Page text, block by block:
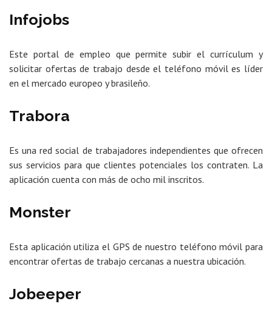
Infojobs
Este portal de empleo que permite subir el currículum y
solicitar ofertas de trabajo desde el teléfono móvil es líder
en el mercado europeo y brasileño.
Trabora
Es una red social de trabajadores independientes que ofrecen
sus servicios para que clientes potenciales los contraten. La
aplicación cuenta con más de ocho mil inscritos.
Monster
Esta aplicación utiliza el GPS de nuestro teléfono móvil para
encontrar ofertas de trabajo cercanas a nuestra ubicación.
Jobeeper